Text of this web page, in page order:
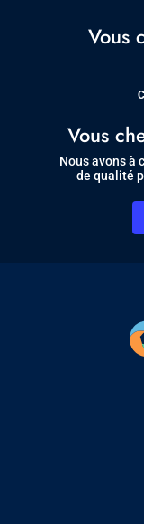
Vous
Vous
Nous avons à
de qualité